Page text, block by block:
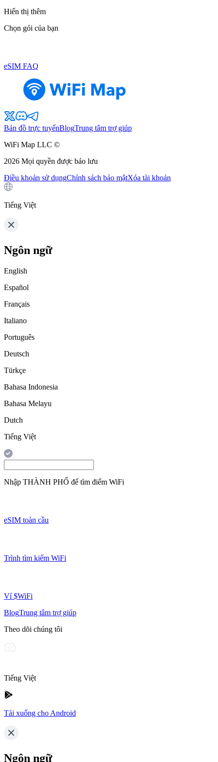
Hiển thị thêm
Chọn gói của bạn
eSIM FAQ
Bản đồ trực tuyếnBlogTrung tâm trợ giúp
WiFi Map LLC ©
2026 Mọi quyền được bảo lưu
Điều khoản sử dụngChính sách bảo mậtXóa tài khoản
Tiếng Việt
Ngôn ngữ
English
Español
Français
Italiano
Português
Deutsch
Türkçe
Bahasa Indonesia
Bahasa Melayu
Dutch
Tiếng Việt
Nhập THÀNH PHỐ để tìm điểm WiFi
eSIM toàn cầu
Trình tìm kiếm WiFi
Ví $WiFi
BlogTrung tâm trợ giúp
Theo dõi chúng tôi
Tiếng Việt
Tải xuống cho Android
Ngôn ngữ